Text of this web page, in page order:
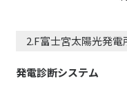
2.F富士宮太陽光発
発電診断システム